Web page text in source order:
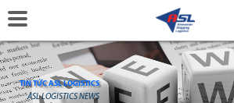
TIN TỨC ASL LOGISTICS
ASL LOGISTICS NEWS